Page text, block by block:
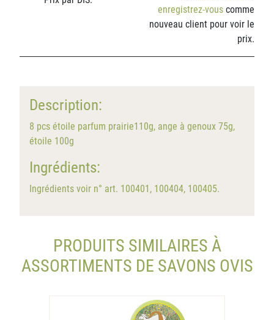
enregistrez-vous comme
nouveau client pour voir le
prix.
Description:
8 pcs étoile parfum prairie110g, ange à genoux 75g,
étoile 100g
Ingrédients:
Ingrédients voir n° art. 100401, 100404, 100405.
PRODUITS SIMILAIRES À
ASSORTIMENTS DE SAVONS OVIS